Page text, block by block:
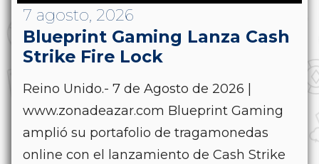
7 agosto, 2026
Blueprint Gaming Lanza Cash
Strike Fire Lock
Reino Unido.- 7 de Agosto de 2026 |
www.zonadeazar.com Blueprint Gaming
amplió su portafolio de tragamonedas
online con el lanzamiento de Cash Strike